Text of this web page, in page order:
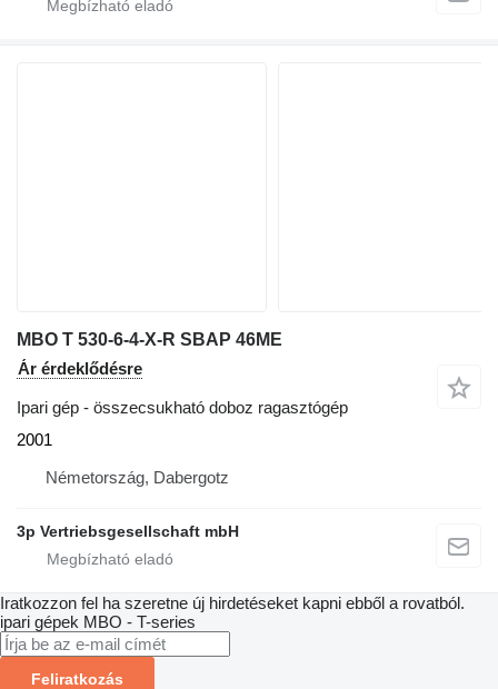
MBO T 530-6-4-X-R SBAP 46ME
Ár érdeklődésre
Ipari gép - összecsukható doboz ragasztógép
2001
Németország, Dabergotz
3p Vertriebsgesellschaft mbH
Iratkozzon fel ha szeretne új hirdetéseket kapni ebből a rovatból.
ipari gépek MBO - T-series
Feliratkozás